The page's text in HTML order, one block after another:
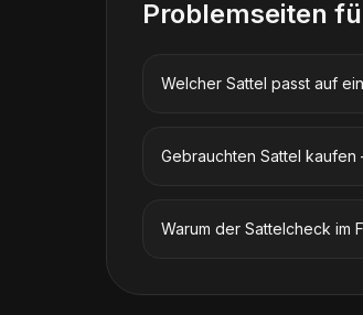
Problemseiten
Welcher Sattel passt auf
Gebrauchten Sattel kaufen
Warum der Sattelcheck im